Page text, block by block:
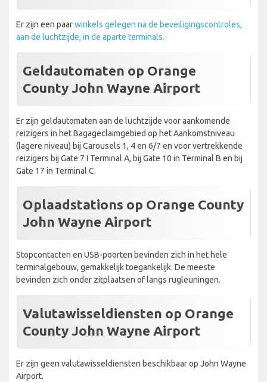
Er zijn een paarwinkels gelegen na de beveiligingscontroles,
aan de luchtzijde, in de aparte terminals.
Geldautomaten op Orange
County John Wayne Airport
Er zijn geldautomaten aan de luchtzijde voor aankomende
reizigers in het Bagageclaimgebied op het Aankomstniveau
(lagere niveau) bij Carousels 1, 4 en 6/7 en voor vertrekkende
reizigers bij Gate 7 I Terminal A, bij Gate 10 in Terminal B en bij
Gate 17 in Terminal C.
Oplaadstations op Orange County
John Wayne Airport
Stopcontacten en USB-poorten bevinden zich in het hele
terminalgebouw, gemakkelijk toegankelijk. De meeste
bevinden zich onder zitplaatsen of langs rugleuningen.
Valutawisseldiensten op Orange
County John Wayne Airport
Er zijn geen valutawisseldiensten beschikbaar op John Wayne
Airport.